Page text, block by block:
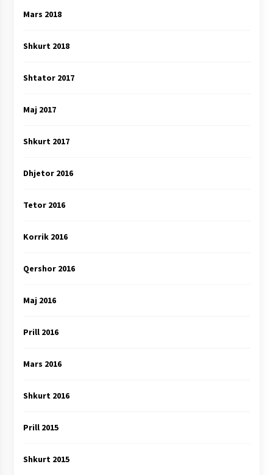
Mars 2018
Shkurt 2018
Shtator 2017
Maj 2017
Shkurt 2017
Dhjetor 2016
Tetor 2016
Korrik 2016
Qershor 2016
Maj 2016
Prill 2016
Mars 2016
Shkurt 2016
Prill 2015
Shkurt 2015